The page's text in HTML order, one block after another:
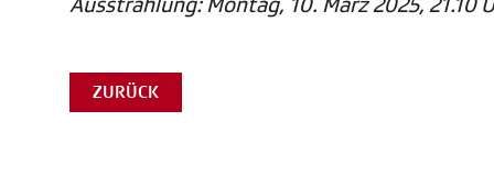
ZURÜCK